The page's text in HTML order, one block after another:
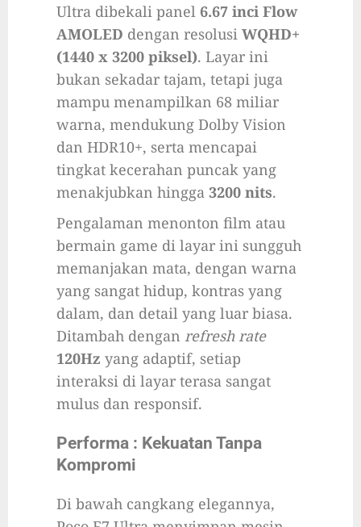
Ultra dibekali panel 6.67 inci Flow
AMOLED dengan resolusi WQHD+
(1440 x 3200 piksel). Layar ini
bukan sekadar tajam, tetapi juga
mampu menampilkan 68 miliar
warna, mendukung Dolby Vision
dan HDR10+, serta mencapai
tingkat kecerahan puncak yang
menakjubkan hingga 3200 nits.
Pengalaman menonton film atau
bermain game di layar ini sungguh
memanjakan mata, dengan warna
yang sangat hidup, kontras yang
dalam, dan detail yang luar biasa.
Ditambah dengan refresh rate
120Hz yang adaptif, setiap
interaksi di layar terasa sangat
mulus dan responsif.
Performa : Kekuatan Tanpa
Kompromi
Di bawah cangkang elegannya,